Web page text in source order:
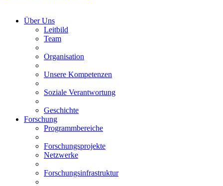
Über Uns
Leitbild
Team
Organisation
Unsere Kompetenzen
Soziale Verantwortung
Geschichte
Forschung
Programmbereiche
Forschungsprojekte
Netzwerke
Forschungsinfrastruktur